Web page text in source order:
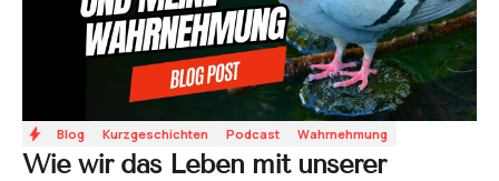
Blog Kurzgeschichten Podcast Wahrnehmung
Wie wir das Leben mit unserer